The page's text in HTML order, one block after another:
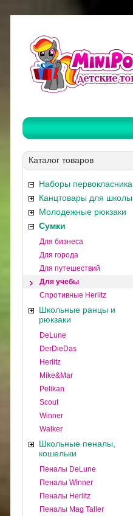
Каталог товаров
Наборы первокласника
Канцтовары для школы
Молодежные рюкзаки
Сумки
Для бизнеса
Для города
Для путешествий
Для учебы
Спротивные Herlitz
Школьные ранцы и
рюкзаки
DeLune
DerDieDas
Herlitz
Mike&Mar
Pelikan
Scout
Winner
Walker
Школьные пеналы,
кошельки
Пеналы DeLune
Пеналы Winner
Пеналы Herlitz
Пеналы Mag Taller